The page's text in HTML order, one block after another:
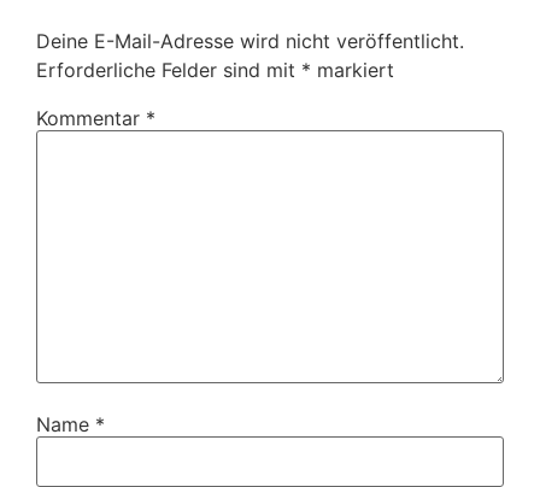
Deine E-Mail-Adresse wird nicht veröffentlicht.
Erforderliche Felder sind mit * markiert
Kommentar *
Name *